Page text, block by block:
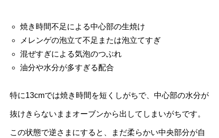
焼き時間不足による中心部の生焼け
メレンゲの泡立て不足または泡立てすぎ
混ぜすぎによる気泡のつぶれ
油分や水分が多すぎる配合
特に13cmでは焼き時間を短くしがちで、中心部の水分が
抜けきらないままオーブンから出してしまいがちです。
この状態で逆さまにすると、まだ柔らかい中央部分が自